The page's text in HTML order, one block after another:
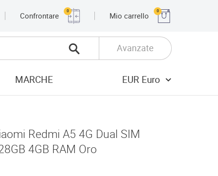
Confrontare
0
Mio carrello
0
Avanzate
MARCHE EUR Euro
Redmi A5 4G Dual SIM
4GB RAM Oro